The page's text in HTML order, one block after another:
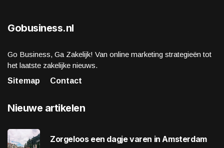
Gobusiness.nl
Go Business, Ga Zakelijk! Van online marketing strategieën tot
het laatste zakelijke nieuws.
Sitemap
Contact
Nieuwe artikelen
Zorgeloos een dagje varen in Amsterdam